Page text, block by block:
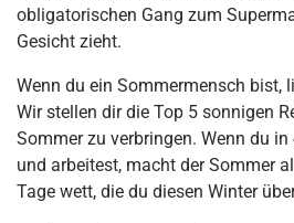
obligatorischen Gang zum
Gesicht zieht.
Wenn du ein Sommermensch bist,
Wir stellen dir die Top 5 sonnigen
Sommer zu verbringen. Wenn du
und arbeitest, macht der Sommer
Tage wett, die du diesen Winter